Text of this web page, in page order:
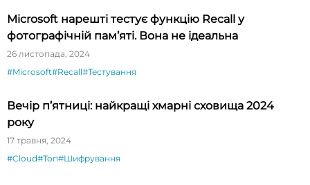
Microsoft нарешті тестує функцію Recall у
фотографічній пам’яті. Вона не ідеальна
26 листопада, 2024
#Microsoft#Recall#Тестування
Вечір п’ятниці: найкращі хмарні сховища 2024
року
17 травня, 2024
#Cloud#Топ#Шифрування